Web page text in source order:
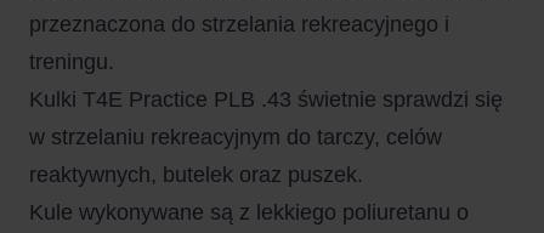
przeznaczona do strzelania rekreacyjnego i
treningu.
Kulki T4E Practice PLB .43 świetnie sprawdzi się
w strzelaniu rekreacyjnym do tarczy, celów
reaktywnych, butelek oraz puszek.
Kule wykonywane są z lekkiego poliuretanu o